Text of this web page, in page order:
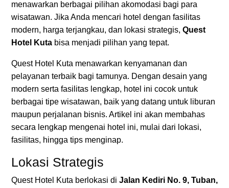
menawarkan berbagai pilihan akomodasi bagi para
wisatawan. Jika Anda mencari hotel dengan fasilitas
modern, harga terjangkau, dan lokasi strategis, Quest
Hotel Kuta bisa menjadi pilihan yang tepat.
Quest Hotel Kuta menawarkan kenyamanan dan
pelayanan terbaik bagi tamunya. Dengan desain yang
modern serta fasilitas lengkap, hotel ini cocok untuk
berbagai tipe wisatawan, baik yang datang untuk liburan
maupun perjalanan bisnis. Artikel ini akan membahas
secara lengkap mengenai hotel ini, mulai dari lokasi,
fasilitas, hingga tips menginap.
Lokasi Strategis
Quest Hotel Kuta berlokasi di Jalan Kediri No. 9, Tuban,